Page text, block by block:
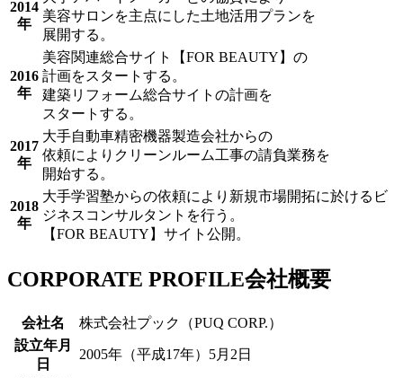
2014
年
美容サロンを主点にした土地活用プランを
展開する。
2016
年
美容関連総合サイト【FOR BEAUTY】の
計画をスタートする。
建築リフォーム総合サイトの計画を
スタートする。
2017
年
大手自動車精密機器製造会社からの
依頼によりクリーンルーム工事の請負業務を
開始する。
2018
年
大手学習塾からの依頼により新規市場開拓に於けるビ
ジネスコンサルタントを行う。
【FOR BEAUTY】サイト公開。
CORPORATE PROFILE会社概要
会社名
株式会社プック（PUQ CORP.）
設立年月
日
2005年（平成17年）5月2日